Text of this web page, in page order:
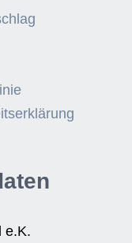
e.K.